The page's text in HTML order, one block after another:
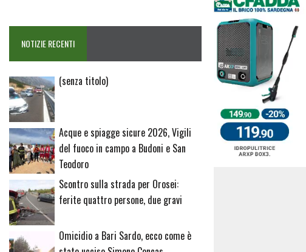
NOTIZIE RECENTI
(senza titolo)Articolo
Acque e spiagge sicure 2026, Vigili
del fuoco in campo a Budoni e San
Teodoro
Scontro sulla strada per Orosei:
ferite quattro persone, due gravi
Omicidio a Bari Sardo, ecco come è